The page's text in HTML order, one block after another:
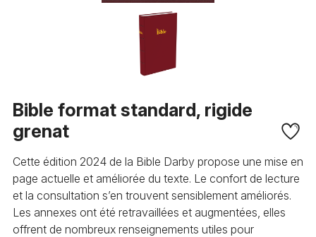
Bible format standard, rigide
grenat
Cette édition 2024 de la Bible Darby propose une mise en
page actuelle et améliorée du texte. Le confort de lecture
et la consultation s’en trouvent sensiblement améliorés.
Les annexes ont été retravaillées et augmentées, elles
offrent de nombreux renseignements utiles pour